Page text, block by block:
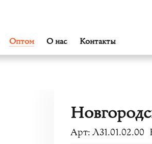
Оптом О нас Контакты
Арт: Л31.01.02.00